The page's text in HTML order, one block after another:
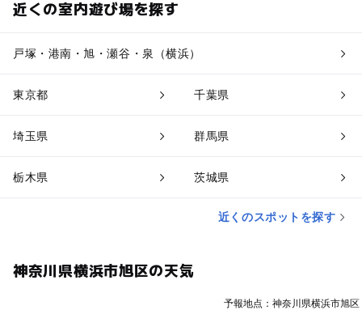
近くの室内遊び場を探す
戸塚・港南・旭・瀬谷・泉（横浜）
東京都 千葉県
埼玉県 群馬県
栃木県 茨城県
近くのスポットを探す
神奈川県横浜市旭区の天気
予報地点：神奈川県横浜市旭区